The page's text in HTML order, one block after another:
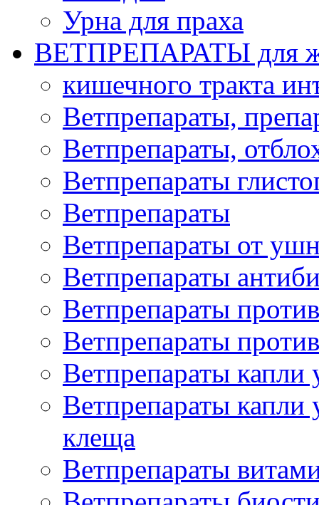
Урна для праха
ВЕТПРЕПАРАТЫ для
кишечного тракта
Ветпрепараты,
Ветпрепараты,
Ветпрепараты
Ветпрепараты
Ветпрепараты от
Ветпрепараты
Ветпрепараты
Ветпрепараты
Ветпрепараты
Ветпрепараты
клеща
Ветпрепараты